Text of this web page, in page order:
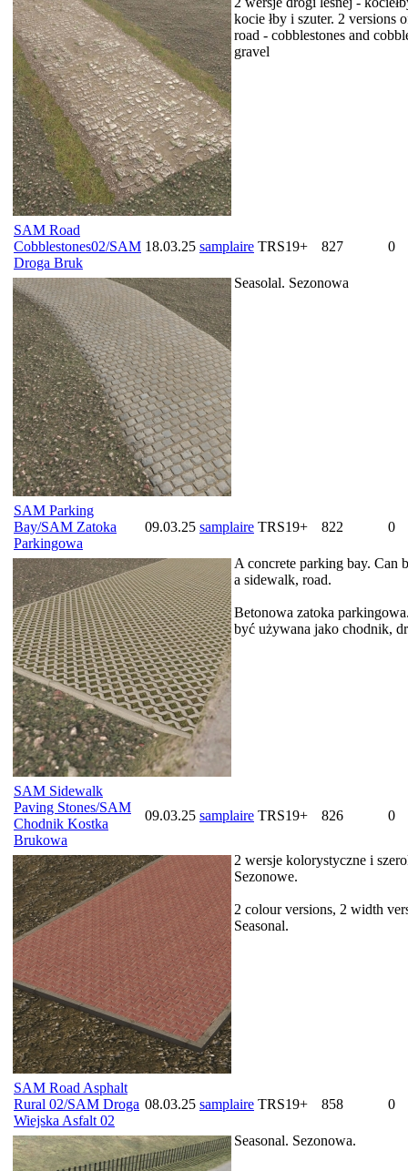
kocie łby i szuter. 2 versions
road - cobblestones and
gravel
SAM Road
Cobblestones02/SAM
Droga Bruk
18.03.25 samplaire TRS19+ 827 0
Seasolal. Sezonowa
SAM Parking
Bay/SAM Zatoka
Parkingowa
09.03.25 samplaire TRS19+ 822 0
A concrete parking bay. Can
a sidewalk, road.
Betonowa zatoka
być używana jako chodnik,
SAM Sidewalk
Paving Stones/SAM
Chodnik Kostka
Brukowa
09.03.25 samplaire TRS19+ 826 0
2 wersje kolorystyczne i
Sezonowe.
2 colour versions, 2 width
Seasonal.
SAM Road Asphalt
Rural 02/SAM Droga
Wiejska Asfalt 02
08.03.25 samplaire TRS19+ 858 0
Seasonal. Sezonowa.